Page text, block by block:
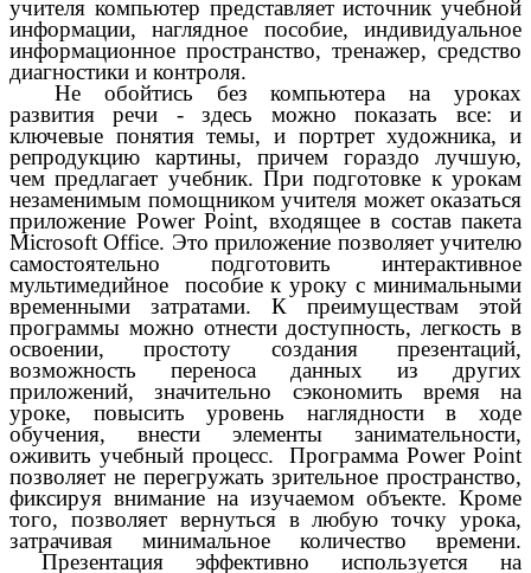
учителя компьютер представляет источник учебной
информации, наглядное пособие, индивидуальное
информационное пространство, тренажер, средство
диагностики и контроля.
Не обойтись без компьютера на уроках
развития речи - здесь можно показать все: и
ключевые понятия темы, и портрет художника, и
репродукцию картины, причем гораздо лучшую,
чем предлагает учебник. При подготовке к урокам
незаменимым помощником учителя может оказаться
приложение Power Point, входящее в состав пакета
Microsoft Office. Это приложение позволяет учителю
самостоятельно подготовить интерактивное
мультимедийное пособие к уроку с минимальными
временными затратами. К преимуществам этой
программы можно отнести доступность, легкость в
освоении, простоту создания презентаций,
возможность переноса данных из других
приложений, значительно сэкономить время на
уроке, повысить уровень наглядности в ходе
обучения, внести элементы занимательности,
оживить учебный процесс. Программа Power Point
позволяет не перегружать зрительное пространство,
фиксируя внимание на изучаемом объекте. Кроме
того, позволяет вернуться в любую точку урока,
затрачивая минимальное количество времени.
Презентация эффективно используется на